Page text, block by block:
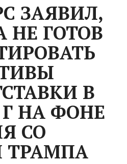
ЗАЯВИЛ,
НЕ ГОТОВ
В
Г НА ФОНЕ
СО
ТРАМПА